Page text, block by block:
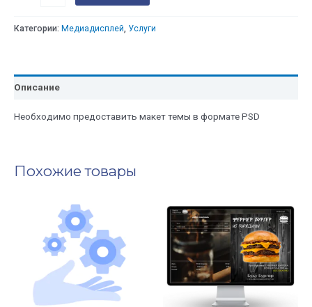
Категории: Медиадисплей, Услуги
Описание
Необходимо предоставить макет темы в формате PSD
Похожие товары